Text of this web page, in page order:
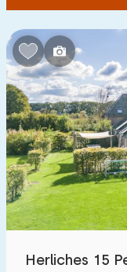
Herliches 15